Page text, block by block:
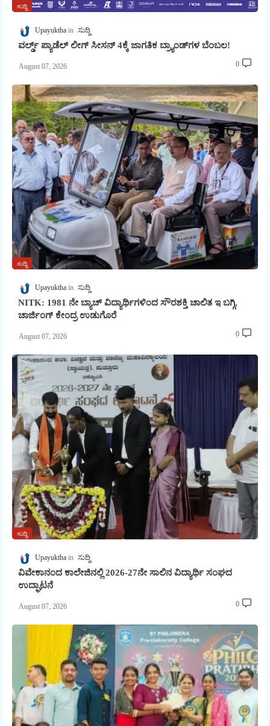
ಸುದ್ದಿ
Upayuktha ಸುದ್ದಿ
ವರ್ಲ್ಡ್ ಪ್ಯಾಡೆಲ್ ಲೀಗ್ ಸೀಸನ್ 4ಕ್ಕೆ ಜಾಗತಿಕ ಬ್ರ್ಯಾಂಡ್‌ಗಳ ಬೆಂಬಲ!
August 07, 2026 0
ಸುದ್ದಿ
Upayuktha ಸುದ್ದಿ
NITK: 1981 ನೇ ಬ್ಯಾಚ್ ವಿದ್ಯಾರ್ಥಿಗಳಿಂದ ಸೌರಶಕ್ತಿ ಚಾಲಿತ ಇ ಬಗ್ಗಿ,
ಚಾರ್ಜಿಂಗ್ ಕೇಂದ್ರ ಉಡುಗೊರೆ
August 07, 2026 0
ಸುದ್ದಿ
Upayuktha ಸುದ್ದಿ
ವಿವೇಕಾನಂದ ಕಾಲೇಜಿನಲ್ಲಿ 2026-27ನೇ ಸಾಲಿನ ವಿದ್ಯಾರ್ಥಿ ಸಂಘದ
ಉದ್ಘಾಟನೆ
August 07, 2026 0